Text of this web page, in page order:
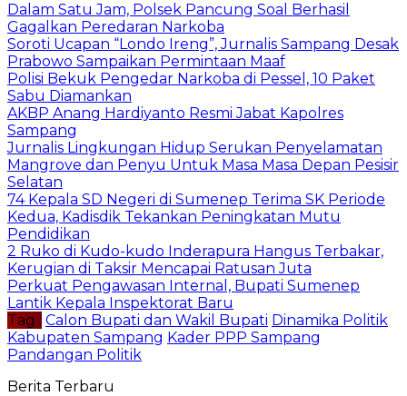
Dalam Satu Jam, Polsek Pancung Soal Berhasil
Gagalkan Peredaran Narkoba
Soroti Ucapan “Londo Ireng”, Jurnalis Sampang Desak
Prabowo Sampaikan Permintaan Maaf
Polisi Bekuk Pengedar Narkoba di Pessel, 10 Paket
Sabu Diamankan
AKBP Anang Hardiyanto Resmi Jabat Kapolres
Sampang
Jurnalis Lingkungan Hidup Serukan Penyelamatan
Mangrove dan Penyu Untuk Masa Masa Depan Pesisir
Selatan
74 Kepala SD Negeri di Sumenep Terima SK Periode
Kedua, Kadisdik Tekankan Peningkatan Mutu
Pendidikan
2 Ruko di Kudo-kudo Inderapura Hangus Terbakar,
Kerugian di Taksir Mencapai Ratusan Juta
Perkuat Pengawasan Internal, Bupati Sumenep
Lantik Kepala Inspektorat Baru
Tag : Calon Bupati dan Wakil Bupati Dinamika Politik
Kabupaten Sampang Kader PPP Sampang
Pandangan Politik
Berita Terbaru